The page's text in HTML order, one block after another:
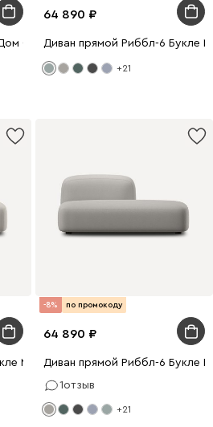
Сине-бежевый
64 890
Диван прямой Риббл-6 Букле
+21
Молочный
-8% по промокоду
64 890
Диван прямой Риббл-6 Букле
1отзыв
+21